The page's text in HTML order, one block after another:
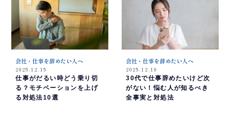
会社・仕事を辞めたい人へ
2025.12.15
仕事がだるい時どう乗り切
る？モチベーションを上げ
る対処法10選
会社・仕事を辞めたい人へ
2025.12.10
30代で仕事辞めたいけど次
がない！悩む人が知るべき
全事実と対処法